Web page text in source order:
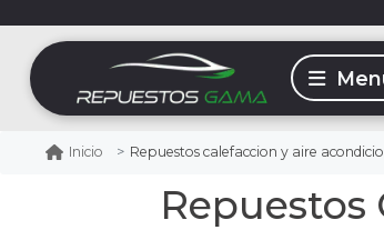
Inicio Repuestos calefaccion y aire